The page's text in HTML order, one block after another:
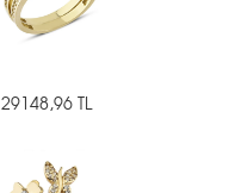
29148,96 TL